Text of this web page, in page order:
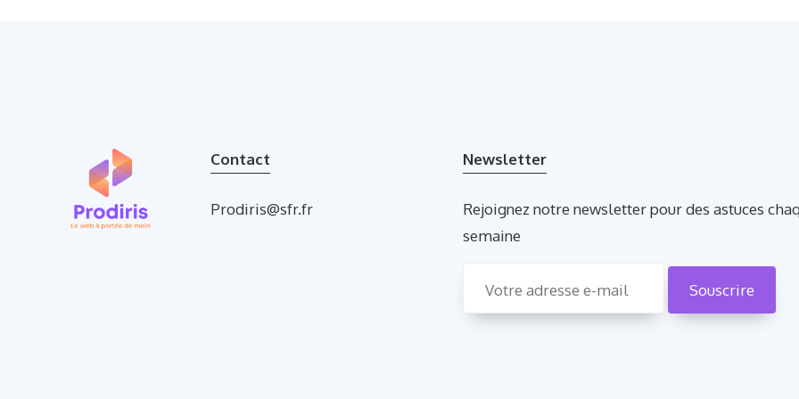
Contact
Prodiris@sfr.fr
Newsletter
Rejoignez notre newsletter pour des astuces
semaine